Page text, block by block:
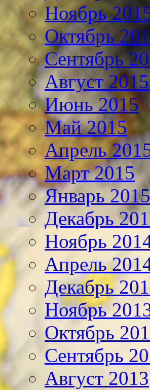
Ноябрь
Октябрь
Сентябрь
Август 2015
Июнь 2015
Май 2015
Апрель
Март 2015
Январь 2015
Декабрь
Ноябрь
Апрель
Декабрь
Ноябрь
Октябрь
Сентябрь
Август 2013